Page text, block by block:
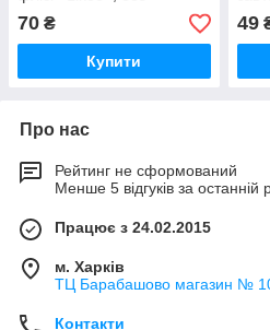
зав'язок, ОПТ,
70 ₴
Купити
49
Про нас
Рейтинг не сформований
Менше 5 відгуків за останній
Працює з 24.02.2015
м. Харків
ТЦ Барабашово магазин №
Контакти